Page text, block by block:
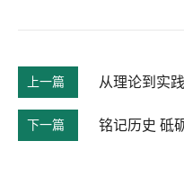
上一篇
下一篇